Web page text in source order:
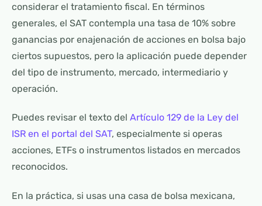
considerar el tratamiento fiscal. En términos
generales, el SAT contempla una tasa de 10% sobre
ganancias por enajenación de acciones en bolsa bajo
ciertos supuestos, pero la aplicación puede depender
del tipo de instrumento, mercado, intermediario y
operación.
Puedes revisar el texto del Artículo 129 de la Ley del
ISR en el portal del SAT, especialmente si operas
acciones, ETFs o instrumentos listados en mercados
reconocidos.
En la práctica, si usas una casa de bolsa mexicana,